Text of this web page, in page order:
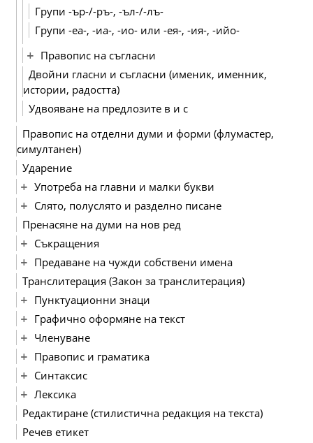
Групи -ър-/-ръ-, -ъл-/-лъ-
Групи -еа-, -иа-, -ио- или -ея-, -ия-, -ийо-
Правопис на съгласни
Двойни гласни и съгласни (именик, именник,
истории, радостта)
Удвояване на предлозите в и с
Правопис на отделни думи и форми (флумастер,
симултанен)
Ударение
Употреба на главни и малки букви
Слято, полуслято и разделно писане
Пренасяне на думи на нов ред
Съкращения
Предаване на чужди собствени имена
Транслитерация (Закон за транслитерация)
Пунктуационни знаци
Графично оформяне на текст
Членуване
Правопис и граматика
Синтаксис
Лексика
Редактиране (стилистична редакция на текста)
Речев етикет